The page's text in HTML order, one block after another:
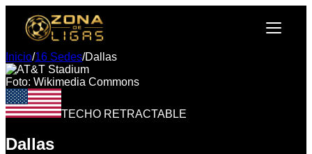
Inicio/16 Sedes/Dallas
Foto: Wikimedia Commons
TECHO RETRACTABLE
Dallas